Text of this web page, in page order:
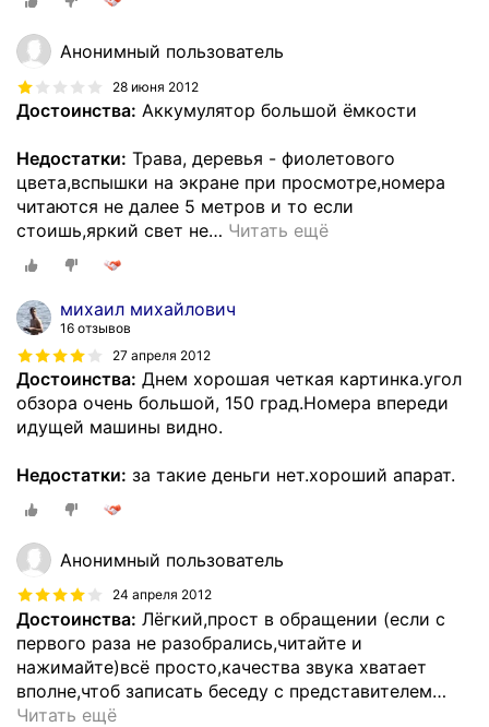
Анонимный пользователь
28 июня 2012
Достоинства: Аккумулятор большой ёмкости
Недостатки: Трава, деревья - фиолетового
цвета,вспышки на экране при просмотре,номера
читаются не далее 5 метров и то если
стоишь,яркий свет не… Читать ещё
михаил михайлович
16 отзывов
27 апреля 2012
Достоинства: Днем хорошая четкая картинка.угол
обзора очень большой, 150 град.Номера впереди
идущей машины видно.
Недостатки: за такие деньги нет.хороший апарат.
Анонимный пользователь
24 апреля 2012
Достоинства: Лёгкий,прост в обращении (если с
первого раза не разобрались,читайте и
нажимайте)всё просто,качества звука хватает
вполне,чтоб записать беседу с представителем…
Читать ещё